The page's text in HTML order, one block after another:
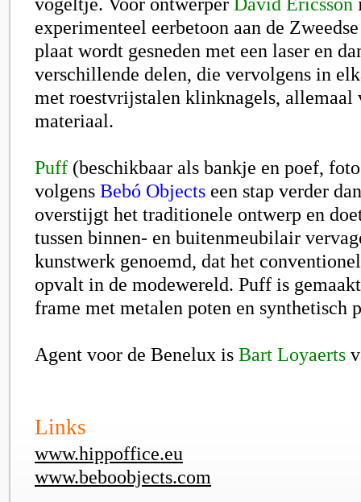
experimenteel eerbetoon aan de
plaat wordt gesneden met een laser en
verschillende delen, die vervolgens in
met roestvrijstalen klinknagels, allemaal
materiaal.
Puff (beschikbaar als bankje en poef,
volgens Bebó Objects een stap verder
overstijgt het traditionele ontwerp en
tussen binnen- en buitenmeubilair
kunstwerk genoemd, dat het
opvalt in de modewereld. Puff is
frame met metalen poten en synthetisch
Agent voor de Benelux is Bart Loyaerts
Links
www.hippoffice.eu
www.beboobjects.com